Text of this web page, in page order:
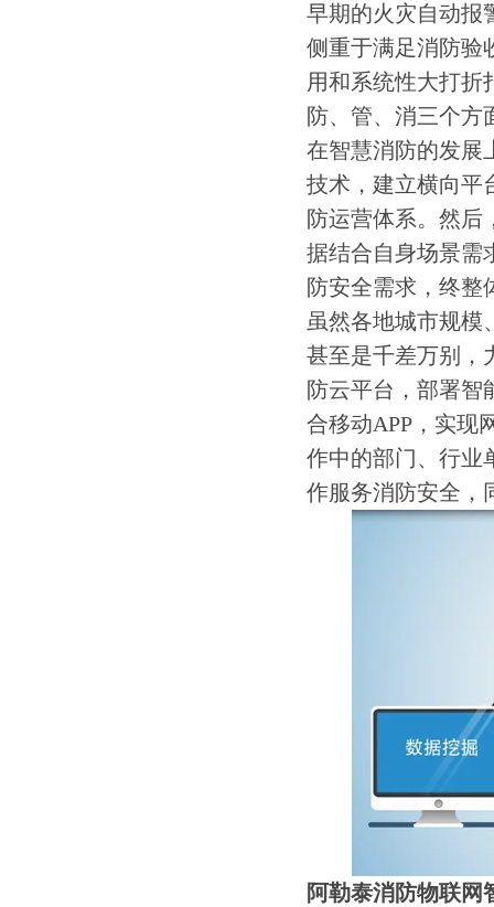
早期的火灾自动报
侧重于满足消防验
用和系统性大打折
防、管、消三个方
在智慧消防的发展
技术，建立横向平
防运营体系。然后
据结合自身场景需
防安全需求，终整
虽然各地城市规模
甚至是千差万别，
防云平台，部署智
合移动APP，实现
作中的部门、行业
作服务消防安全，
阿勒泰消防物联网